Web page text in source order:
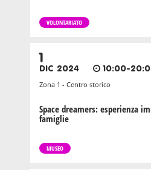
VOLONTARIATO
1
DIC 2024 10:00-
Zona 1 - Centro storico
Space dreamers: esperienza
famiglie
MUSEO